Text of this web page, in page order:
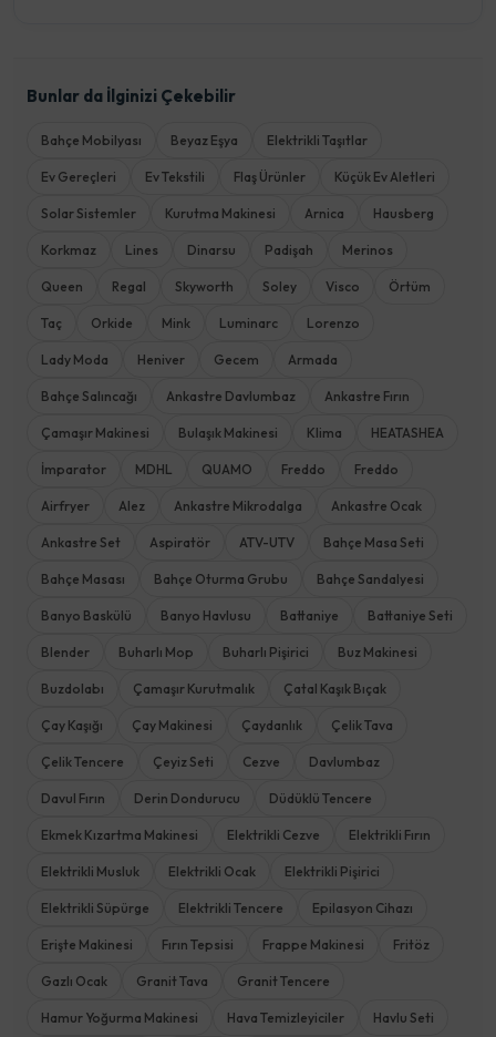
Bunlar da İlginizi Çekebilir
Bahçe Mobilyası Beyaz Eşya Elektrikli Taşıtlar
Ev Gereçleri Ev Tekstili Flaş Ürünler Küçük Ev Aletleri
Solar Sistemler Kurutma Makinesi Arnica Hausberg
Korkmaz Lines Dinarsu Padişah Merinos
Queen Regal Skyworth Soley Visco Örtüm
Taç Orkide Mink Luminarc Lorenzo
Lady Moda Heniver Gecem Armada
Bahçe Salıncağı Ankastre Davlumbaz Ankastre Fırın
Çamaşır Makinesi Bulaşık Makinesi Klima HEATASHEA
İmparator MDHL QUAMO Freddo Freddo
Airfryer Alez Ankastre Mikrodalga Ankastre Ocak
Ankastre Set Aspiratör ATV-UTV Bahçe Masa Seti
Bahçe Masası Bahçe Oturma Grubu Bahçe Sandalyesi
Banyo Baskülü Banyo Havlusu Battaniye Battaniye Seti
Blender Buharlı Mop Buharlı Pişirici Buz Makinesi
Buzdolabı Çamaşır Kurutmalık Çatal Kaşık Bıçak
Çay Kaşığı Çay Makinesi Çaydanlık Çelik Tava
Çelik Tencere Çeyiz Seti Cezve Davlumbaz
Davul Fırın Derin Dondurucu Düdüklü Tencere
Ekmek Kızartma Makinesi Elektrikli Cezve Elektrikli Fırın
Elektrikli Musluk Elektrikli Ocak Elektrikli Pişirici
Elektrikli Süpürge Elektrikli Tencere Epilasyon Cihazı
Erişte Makinesi Fırın Tepsisi Frappe Makinesi Fritöz
Gazlı Ocak Granit Tava Granit Tencere
Hamur Yoğurma Makinesi Hava Temizleyiciler Havlu Seti